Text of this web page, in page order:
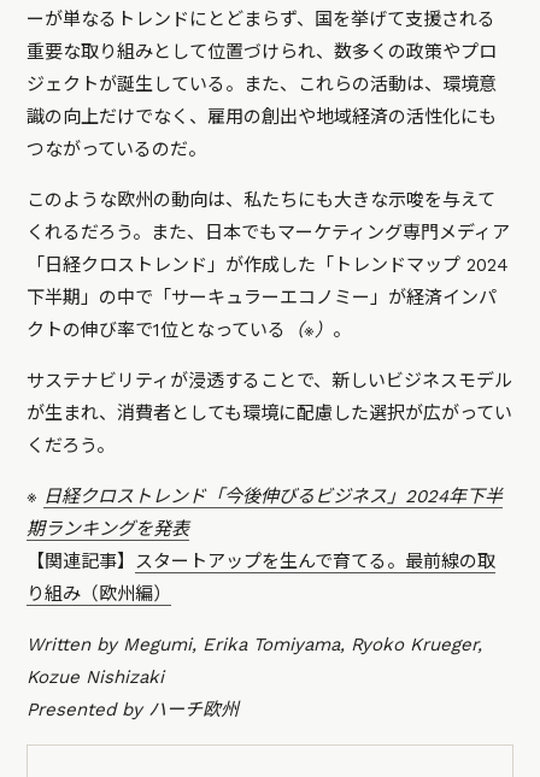
ーが単なるトレンドにとどまらず、国を挙げて支援される
重要な取り組みとして位置づけられ、数多くの政策やプロ
ジェクトが誕生している。また、これらの活動は、環境意
識の向上だけでなく、雇用の創出や地域経済の活性化にも
つながっているのだ。
このような欧州の動向は、私たちにも大きな示唆を与えて
くれるだろう。また、日本でもマーケティング専門メディア
「日経クロストレンド」が作成した「トレンドマップ 2024
下半期」の中で「サーキュラーエコノミー」が経済インパ
クトの伸び率で1位となっている
（※） 。
サステナビリティが浸透することで、新しいビジネスモデル
が生まれ、消費者としても環境に配慮した選択が広がってい
くだろう。
※ 日経クロストレンド「今後伸びるビジネス」2024年下半
期ランキングを発表
【関連記事】 スタートアップを生んで育てる。最前線の取
り組み（欧州編）
Written by Megumi, Erika Tomiyama, Ryoko Krueger,
Kozue Nishizaki
Presented by ハーチ欧州